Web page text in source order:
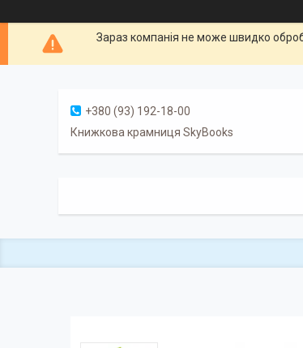
Зараз компанія не може швидко
+380 (93) 192-18-00
Книжкова крамниця SkyBooks